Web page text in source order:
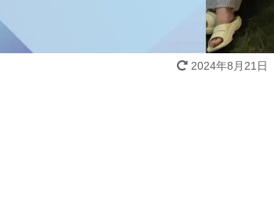
2024年8月21日